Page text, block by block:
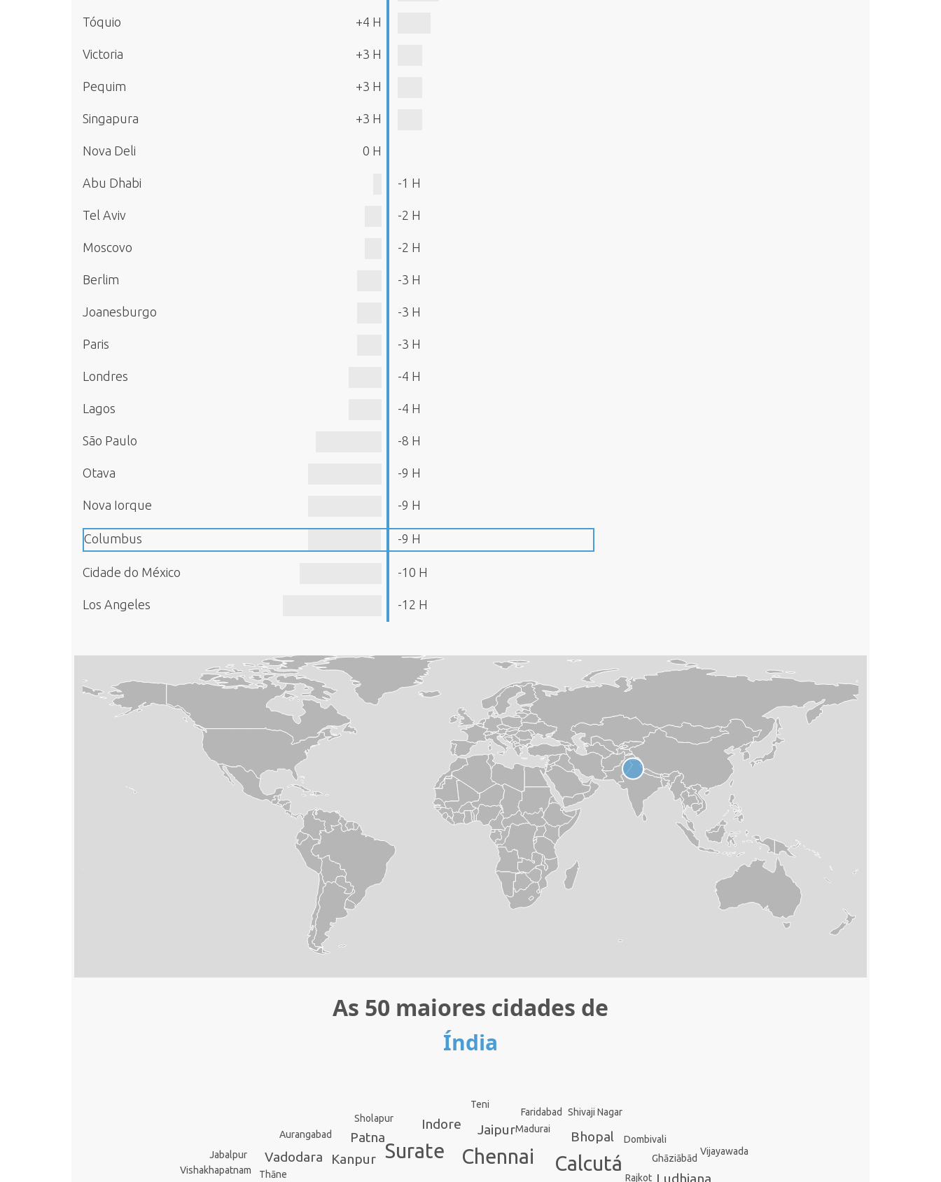
Tóquio +4 H
Victoria +3 H
Pequim +3 H
Singapura +3 H
Nova Deli 0 H
Abu Dhabi -1 H
Tel Aviv -2 H
Moscovo -2 H
Berlim -3 H
Joanesburgo -3 H
Paris -3 H
Londres -4 H
Lagos -4 H
São Paulo -8 H
Otava -9 H
Nova Iorque -9 H
Columbus -9 H
Cidade do México -10 H
Los Angeles -12 H
As 50 maiores cidades de
Índia
Calcutá
Surate Chennai
Kanpur
Jaipur
Indore
Vadodara
Patna Bhopal
Ludhiana
Rajkot
Thāne
Faridabad
Ghāziābād
Dombivali
Vishakhapatnam
Teni
Jabalpur
Aurangabad
Shivaji Nagar
Sholapur
Madurai
Vijayawada